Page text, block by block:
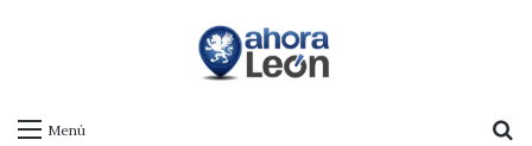
Menú